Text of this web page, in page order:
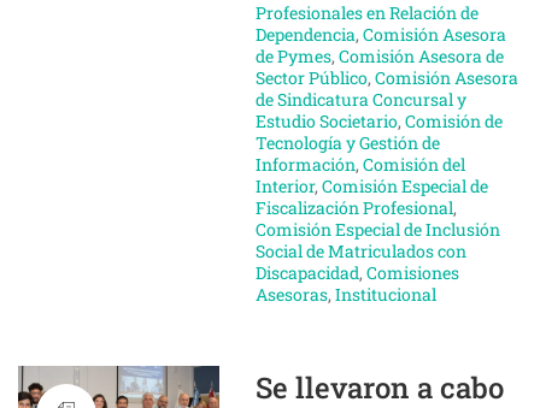
Profesionales en Relación de
Dependencia,Comisión Asesora
de Pymes,Comisión Asesora de
Sector Público,Comisión Asesora
de Sindicatura Concursal y
Estudio Societario,Comisión de
Tecnología y Gestión de
Información,Comisión del
Interior,Comisión Especial de
Fiscalización Profesional,
Comisión Especial de Inclusión
Social de Matriculados con
Discapacidad,Comisiones
Asesoras,Institucional
Se llevaron a cabo